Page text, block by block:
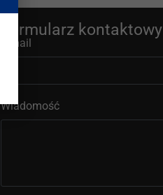
Formularz kontaktowy
E-mail
Wiadomość